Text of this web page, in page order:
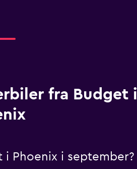
fra Budget i
Phoenix i september?